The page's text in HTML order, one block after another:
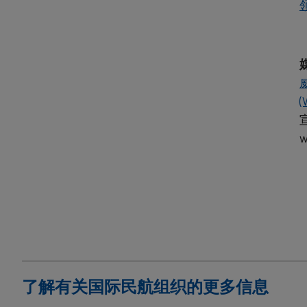
了解有关国际民航组织的更多信息